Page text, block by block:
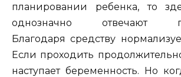
планировании ребенка, то
однозначно отвечают
Благодаря средству
Если проходить
наступает беременность. Но